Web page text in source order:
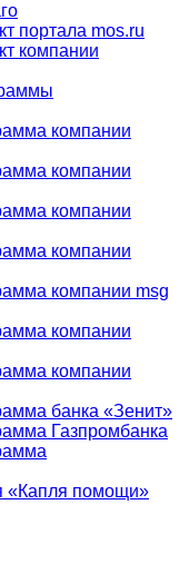
портала mos.ru
компании
компании
компании
компании
компании
компании msg
компании
компании
банка «Зенит»
Газпромбанка
«Капля помощи»